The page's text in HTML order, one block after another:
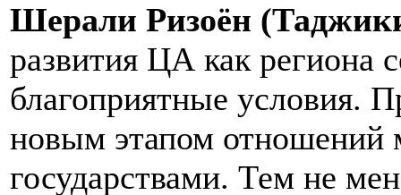
Шерали Ризоён
развития ЦА как региона
благоприятные условия.
новым этапом
государствами. Тем не